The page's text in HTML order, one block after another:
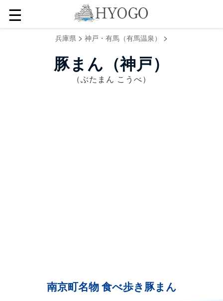
☰
兵庫県 > 神戸・有馬（有馬温泉） >
豚まん（神戸）
（ぶたまん こうべ）
南京町名物 食べ歩き豚まん